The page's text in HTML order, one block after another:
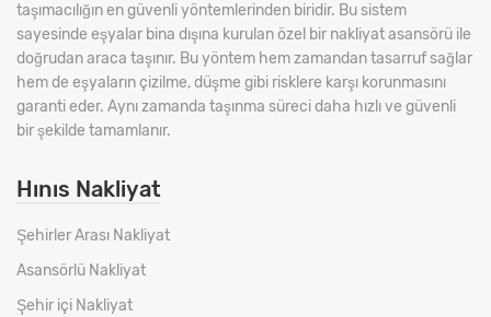
taşımacılığın en güvenli yöntemlerinden biridir. Bu sistem
sayesinde eşyalar bina dışına kurulan özel bir nakliyat asansörü ile
doğrudan araca taşınır. Bu yöntem hem zamandan tasarruf sağlar
hem de eşyaların çizilme, düşme gibi risklere karşı korunmasını
garanti eder. Aynı zamanda taşınma süreci daha hızlı ve güvenli
bir şekilde tamamlanır.
Hınıs Nakliyat
Şehirler Arası Nakliyat
Asansörlü Nakliyat
Şehir içi Nakliyat